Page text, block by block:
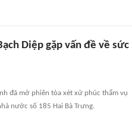
Diệp gặp vấn đề về sức
đã mở phiên tòa xét xử phúc thẩm vụ
nước số 185 Hai Bà Trưng.